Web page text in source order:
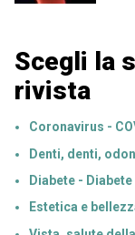
Scegli la
rivista
Coronavirus -
Denti, denti,
Diabete -
Estetica e